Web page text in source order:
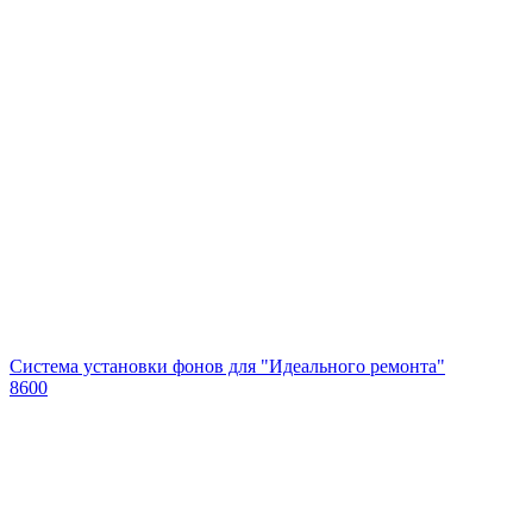
Система установки фонов для "Идеального ремонта"
8600